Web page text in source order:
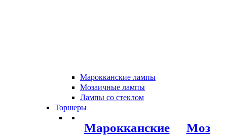
Марокканские лампы
Мозаичные лампы
Лампы со стеклом
Торшеры
Марокканские